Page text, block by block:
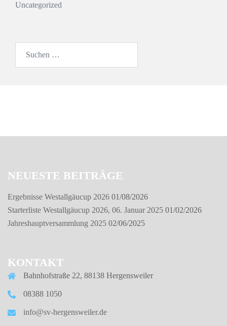
Uncategorized
NEUESTE BEITRÄGE
Ergebnisse Westallgäucup 2026 01/08/2026
Starterliste Westallgäucup 2026, 06. Januar 2025 01/02/2026
Jahreshauptversammlung 2025 02/06/2025
KONTAKT
Bahnhofstraße 22, 88138 Hergensweiler
08388 1050
info@sv-hergensweiler.de